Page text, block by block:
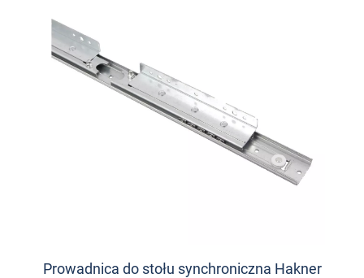
Prowadnica do stołu synchroniczna Hakner